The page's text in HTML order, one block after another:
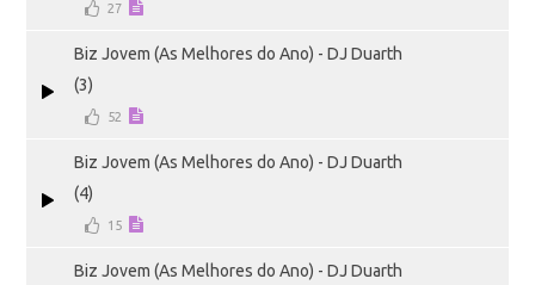
27
Biz Jovem (As Melhores do Ano) - DJ Duarth
(3)
52
Biz Jovem (As Melhores do Ano) - DJ Duarth
(4)
15
Biz Jovem (As Melhores do Ano) - DJ Duarth